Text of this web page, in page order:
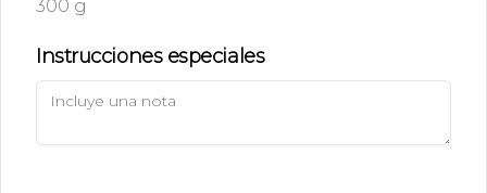
Facebook
Mi cuenta
Iniciar sesión
300 g
Instrucciones especiales